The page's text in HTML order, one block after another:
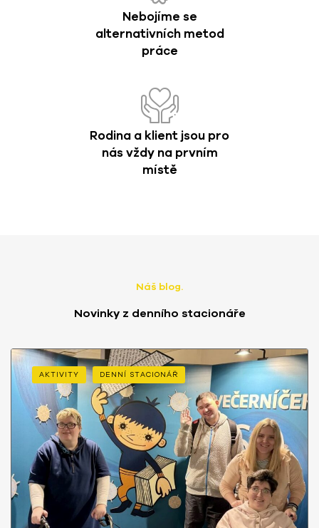
Nebojíme se
alternativních metod
práce
Rodina a klient jsou pro
nás vždy na prvním
místě
Náš blog.
Novinky z denního stacionáře
AKTIVITY DENNÍ STACIONÁŘ